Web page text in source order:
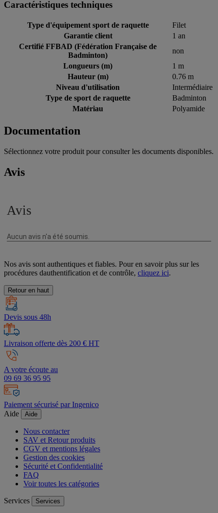
Caractéristiques techniques
Type d'équipement sport de raquette
Filet
Garantie client
1 an
Certifié FFBAD (Fédération Française de
Badminton)
non
Longueurs (m)
1 m
Hauteur (m)
0.76 m
Niveau d'utilisation
Intermédiaire
Type de sport de raquette
Badminton
Matériau
Polyamide
Documentation
Sélectionnez votre produit pour consulter les documents disponibles.
Avis
Nos avis sont authentiques et fiables. Pour en savoir plus sur les
procédures dauthentification et de contrôle, cliquez ici.
Retour en haut
Devis sous 48h
Livraison offerte dès 200 € HT
A votre écoute au
09 69 36 95 95
Paiement sécurisé par Ingenico
Aide
Aide
Nous contacter
SAV et Retour produits
CGV et mentions légales
Gestion des cookies
Sécurité et Confidentialité
FAQ
Voir toutes les catégories
Services Services